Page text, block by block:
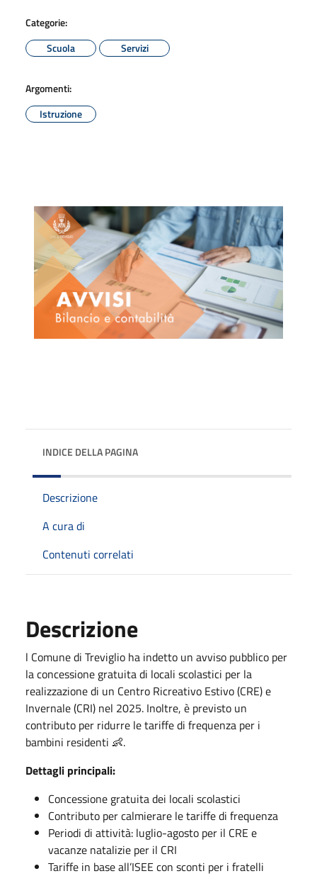
Categorie:
Scuola
Servizi
Argomenti:
Istruzione
INDICE DELLA PAGINA
Descrizione
A cura di
Contenuti correlati
Descrizione
l Comune di Treviglio ha indetto un avviso pubblico per
la concessione gratuita di locali scolastici per la
realizzazione di un Centro Ricreativo Estivo (CRE) e
Invernale (CRI) nel 2025. Inoltre, è previsto un
contributo per ridurre le tariffe di frequenza per i
bambini residenti 👶.
Dettagli principali:
Concessione gratuita dei locali scolastici
Contributo per calmierare le tariffe di frequenza
Periodi di attività: luglio-agosto per il CRE e
vacanze natalizie per il CRI
Tariffe in base all’ISEE con sconti per i fratelli